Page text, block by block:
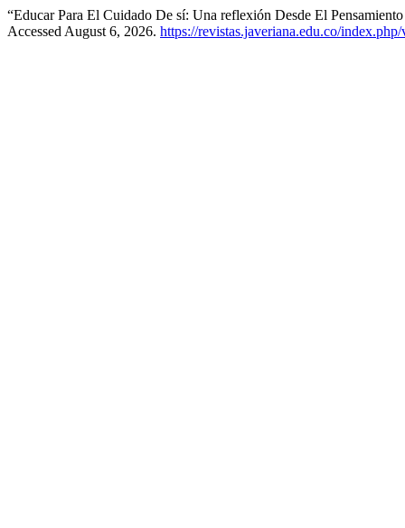
“Educar Para El Cuidado De sí: Una reflexión Desde El
Accessed August 6, 2026. https://revistas.javeriana.edu.co/